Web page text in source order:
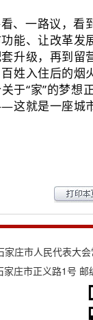
、一路议，看
能、让改革发
升级，再到留
姓入住后的烟
于“家”的梦想
这就是一座城
家庄市人民代表大
家庄市正义路1号